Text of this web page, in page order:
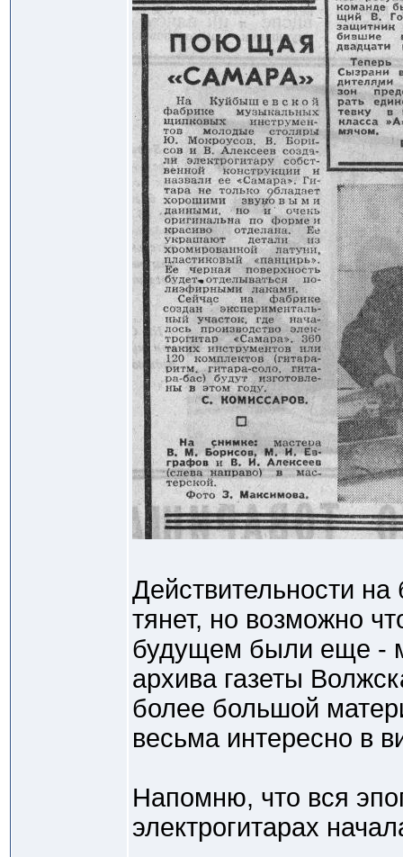
Действительности
тянет, но возможно
будущем были еще -
архива газеты
более большой
весьма интересно в
Напомню, что вся
электрогитарах